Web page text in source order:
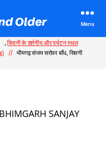
Menu
,सिवनी के दर्शनीय और पर्यटन स्थल
// भीमगढ़ संजय सरोवर बाँध, सिवनी
SANJAY